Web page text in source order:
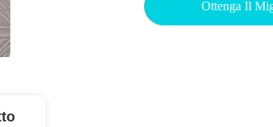
Ottenga Il